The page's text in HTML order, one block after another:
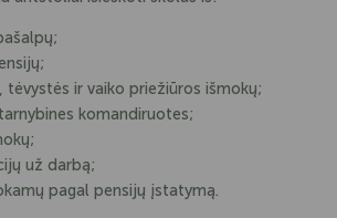
tėvystės ir vaiko priežiūros išmokų;
komandiruotes;
už darbą;
pagal pensijų įstatymą.